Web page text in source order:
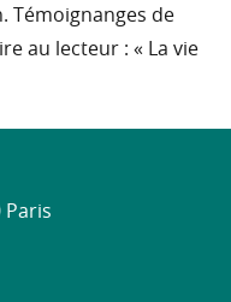
Témoignanges de
au lecteur : « La vie
Paris